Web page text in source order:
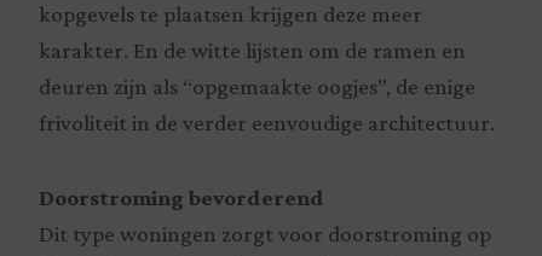
kopgevels te plaatsen krijgen deze meer
karakter. En de witte lijsten om de ramen en
deuren zijn als “opgemaakte oogjes”, de enige
frivoliteit in de verder eenvoudige architectuur.
Doorstroming bevorderend
Dit type woningen zorgt voor doorstroming op